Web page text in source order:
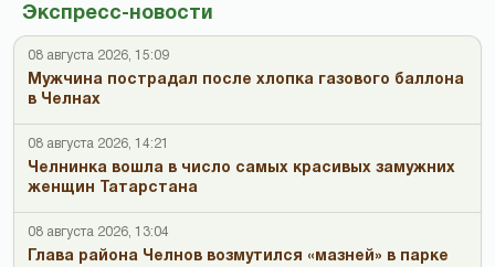
Экспресс-новости
08 августа 2026, 15:09
Мужчина пострадал после хлопка газового баллона
в Челнах
08 августа 2026, 14:21
Челнинка вошла в число самых красивых замужних
женщин Татарстана
08 августа 2026, 13:04
Глава района Челнов возмутился «мазней» в парке